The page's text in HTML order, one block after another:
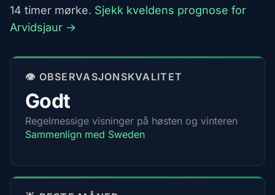
14 timer mørke. Sjekk kveldens prognose for
Arvidsjaur →
👁️ OBSERVASJONSKVALITET
Godt
Regelmessige visninger på høsten og vinteren
Sammenlign med Sweden